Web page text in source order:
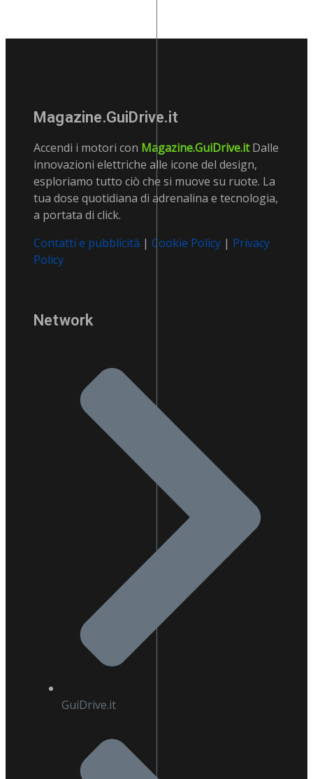
Magazine.GuiDrive.it
Accendi i motori con Magazine.GuiDrive.itDalle
innovazioni elettriche alle icone del design,
esploriamo tutto ciò che si muove su ruote. La
tua dose quotidiana di adrenalina e tecnologia,
a portata di click.
Contatti e pubblicità | Cookie Policy | Privacy
Policy
Network
GuiDrive.it